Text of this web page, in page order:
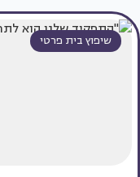
שיפוץ בית פרטי